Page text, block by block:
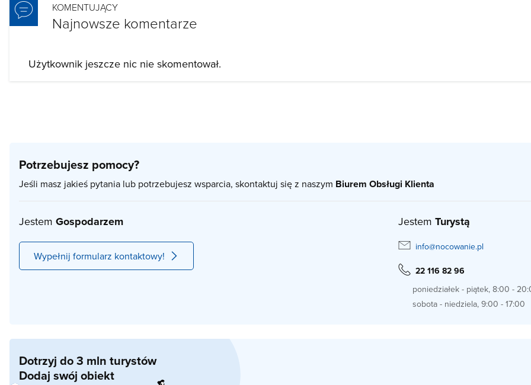
KOMENTUJĄCY
Najnowsze komentarze
Użytkownik jeszcze nic nie skomentował.
Potrzebujesz pomocy?
Jeśli masz jakieś pytania lub potrzebujesz wsparcia, skontaktuj się z naszym Biurem Obsługi Klienta
Jestem Gospodarzem
Wypełnij formularz kontaktowy!
Jestem Turystą
info@nocowanie.pl
22 116 82 96
poniedziałek - piątek, 8:00 -
sobota - niedziela, 9:00 - 17:00
Dotrzyj do 3 mln turystów
Dodaj swój obiekt